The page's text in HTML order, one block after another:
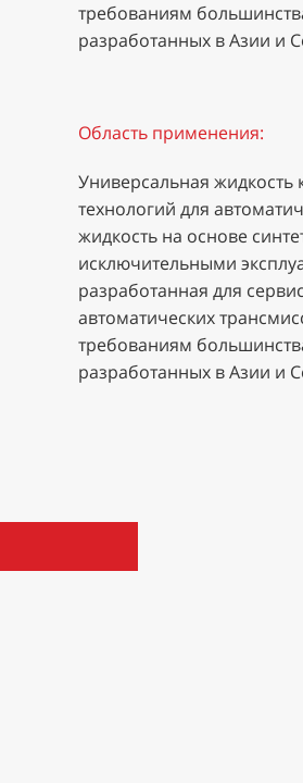
требованиям
разработанных в Азии и
Область применения:
Универсальная жидкость
технологий для
жидкость на основе
исключительными
разработанная для
автоматических
требованиям
разработанных в Азии и